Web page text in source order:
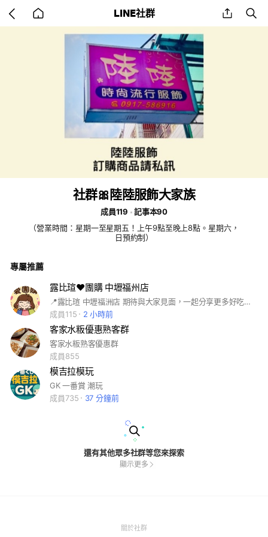
back
to
home
LINE社群 share
社群🎀陸陸服飾大家族
成員119
記事本90
（營業時間：星期一至星期五！上午9點至晚上8點。星期六，
日預約制）
專屬推薦
露比瑄❤️團購 中壢福州店
📍露比瑄 中壢福洲店 期待與大家見面，一起分享更多好吃、好買、超值的團購商品！ ❤️ 歡迎按讚、分享、追蹤，也別忘了揪親朋好友一起來支持！ 社團連結🔗 https://www.facebook.com/share/g/1BkRhLtaSt/?mibextid=wwXIfr #露比瑄愛團購 #中壢福洲店 #盛大開幕 #團購美食 #冷凍食品 #開幕優惠
成員115
2 小時前
客家水粄優惠熟客群
客家水粄熟客優惠群
成員855
模吉拉模玩
GK 一番賞 潮玩
成員735
37 分鐘前
還有其他眾多社群等您來探索
顯示更多
關於社群(Open